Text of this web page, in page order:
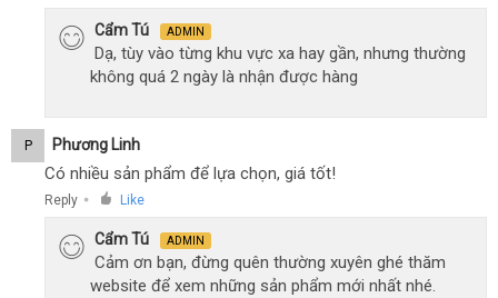
Cẩm Tú ADMIN
Dạ, tùy vào từng khu vực xa hay gần, nhưng thường
không quá 2 ngày là nhận được hàng
P Phương Linh
Có nhiều sản phẩm để lựa chọn, giá tốt!
Reply ● Like
Cẩm Tú ADMIN
Cảm ơn bạn, đừng quên thường xuyên ghé thăm
website để xem những sản phẩm mới nhất nhé.